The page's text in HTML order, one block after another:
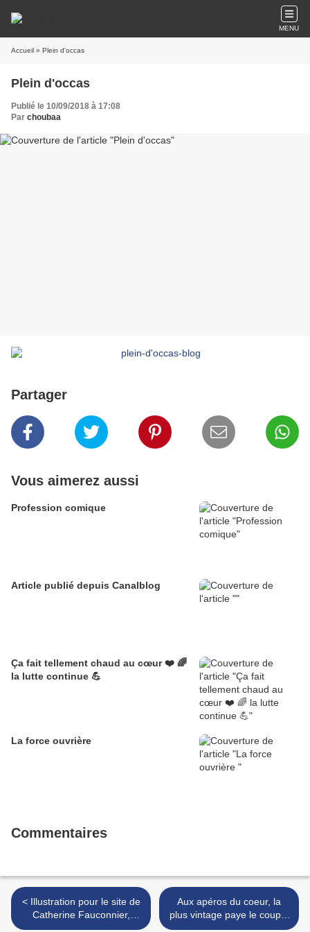
MENU
Accueil » Plein d'occas
Plein d'occas
Publié le 10/09/2018 à 17:08
Par choubaa
Partager
Vous aimerez aussi
Profession comique
Article publié depuis Canalblog
Ça fait tellement chaud au cœur ❤️ 🌈
la lutte continue 💪
La force ouvrière
Commentaires
< Illustration pour le site de
Catherine Fauconnier,
thérapeute créatrice de la
Aux apéros du coeur, la
plus vintage paye le coup...
>